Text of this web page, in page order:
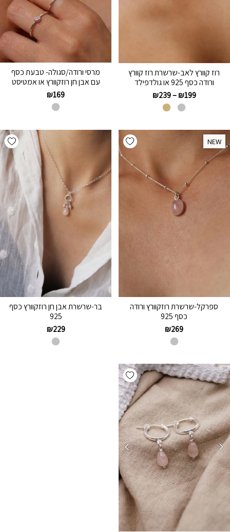
רוז קוורץ לאב-שרשרת רוז קוורץ
ורודה כסף 925 או גולדפילד
₪199
–
₪239
מרסי ורודה/סגולה- טבעת כסף
עם אבן חן רוזקוורץ או אמטיסט
₪169
Add wishlist NEW
NEW
ספרקל-שרשרת רוזקוורץ ורודה
כסף 925
₪269
בר-שרשרת אבן חן רוזקוורץ כסף
925
₪229
Add wishlist